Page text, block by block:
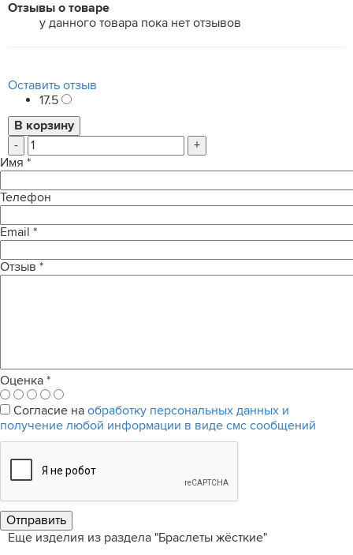
Отзывы о товаре
у данного товара пока нет отзывов
Оставить отзыв
17.5
-
+
Имя *
Телефон
Email *
Отзыв *
Оценка *
Согласие на обработку персональных данных и
получение любой информации в виде смс сообщений
Еще изделия из раздела "Браслеты жёсткие"